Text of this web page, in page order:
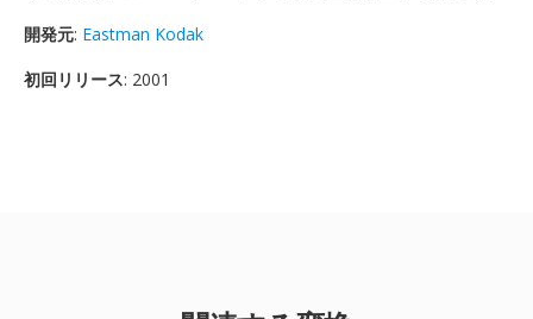
開発元: Eastman Kodak
初回リリース: 2001